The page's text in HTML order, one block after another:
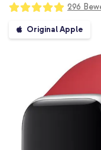
Bewertung:
99
100
296
Zum
Ende
Original Apple